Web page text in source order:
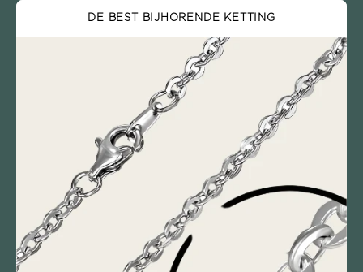
DE BEST BIJHORENDE KETTING